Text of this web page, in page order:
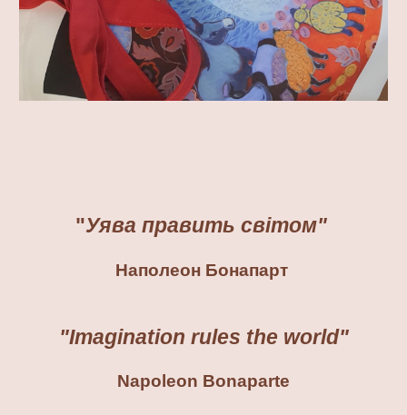
"Уява править світом"
Наполеон Бонапарт
"Imagination rules the world"
Napoleon Bonaparte